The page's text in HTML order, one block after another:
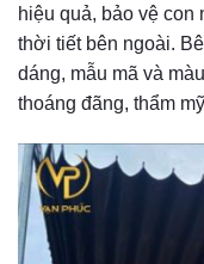
hiệu quả, bảo vệ
thời tiết bên ngoài.
dáng, mẫu mã và
thoáng đãng, thẩm